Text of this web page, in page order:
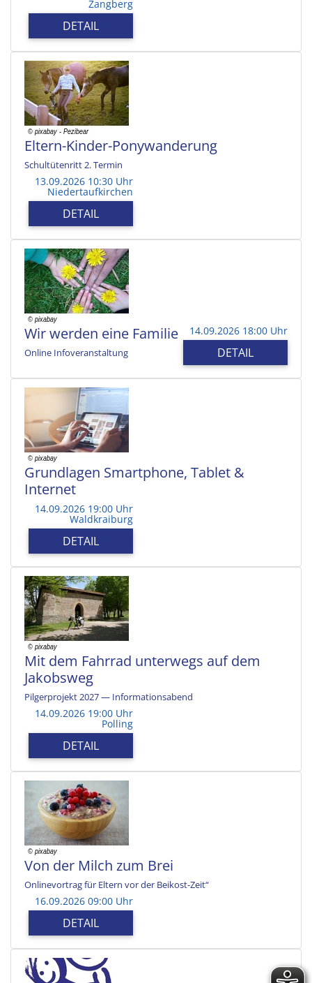
Zangberg
DETAIL
Eltern-Kinder-Ponywanderung
Schultütenritt 2. Termin
13.09.2026 10:30 Uhr
Niedertaufkirchen
DETAIL
Wir werden eine Familie
Online Infoveranstaltung
14.09.2026 18:00 Uhr
DETAIL
Grundlagen Smartphone, Tablet &
Internet
14.09.2026 19:00 Uhr
Waldkraiburg
DETAIL
Mit dem Fahrrad unterwegs auf dem
Jakobsweg
Pilgerprojekt 2027 — Informationsabend
14.09.2026 19:00 Uhr
Polling
DETAIL
Von der Milch zum Brei
Onlinevortrag für Eltern vor der Beikost-Zeit“
16.09.2026 09:00 Uhr
DETAIL